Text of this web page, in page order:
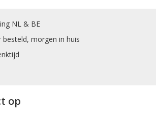
S10 booktype hoesje
papiergeld. Het booktype wallet case
vakje voor pasjes of papiergeld. In de
vorm is er een vakje voor kleingeld.
backcover case hoesje voor
flexibel.
NL & BE
besteld, morgen in huis
op